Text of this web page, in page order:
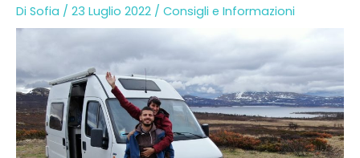
Di Sofia / 23 Luglio 2022 / Consigli e Informazioni